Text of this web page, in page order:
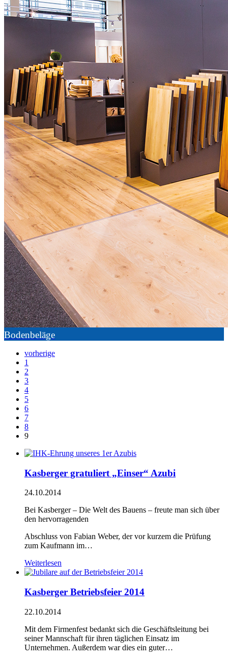
Bodenbeläge
vorherige
1
2
3
4
5
6
7
8
9
Kasberger gratuliert „Einser“ Azubi
24.10.2014
Bei Kasberger – Die Welt des Bauens – freute man sich über
den hervorragenden
Abschluss von Fabian Weber, der vor kurzem die Prüfung
zum Kaufmann im…
Weiterlesen
Kasberger Betriebsfeier 2014
22.10.2014
Mit dem Firmenfest bedankt sich die Geschäftsleitung bei
seiner Mannschaft für ihren täglichen Einsatz im
Unternehmen. Außerdem war dies ein guter…